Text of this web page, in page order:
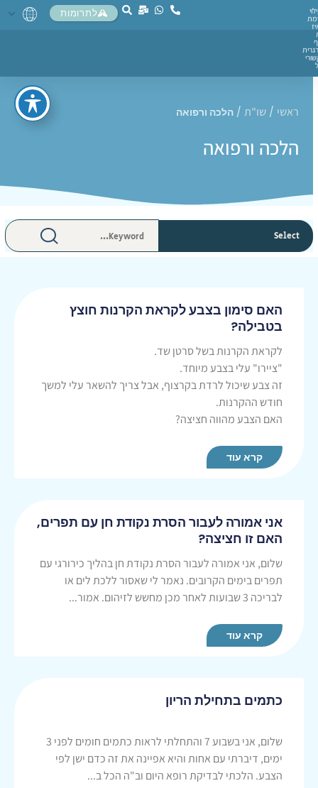
לתרומות
ראשי / שו"ת / הלכה ורפואה
הלכה ורפואה
האם סימון בצבע לקראת הקרנות חוצץ
בטבילה?
לקראת הקרנות בשל סרטן שד.
"ציירו" עלי בצבע מיוחד.
זה צבע שיכול לרדת בקרצוף, אבל צריך להשאר עלי למשך
חודש ההקרנות.
האם הצבע מהווה חציצה?
קרא עוד
אני אמורה לעבור הסרת נקודת חן עם תפרים,
האם זו חציצה?
שלום, אני אמורה לעבור הסרת נקודת חן בהליך כירורגי עם
תפרים בימים הקרובים. נאמר לי שאסור ללכת לים או
לבריכה 3 שבועות לאחר מכן מחשש לזיהום. אמור...
קרא עוד
כתמים בתחילת הריון
שלום, אני בשבוע 7 והתחלתי לראות כתמים חומים לפני 3
ימים, דיברתי עם אחות והיא אפיינה את זה כדם ישן לפי
הצבע. הלכתי לבדיקת רופא היום וב"ה הכל ב...